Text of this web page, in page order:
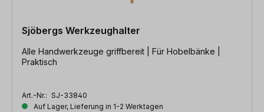
Sjöbergs Werkzeughalter
Alle Handwerkzeuge griffbereit | Für Hobelbänke |
Praktisch
Art.-Nr.: SJ-33840
Auf Lager, Lieferung in 1-2 Werktagen